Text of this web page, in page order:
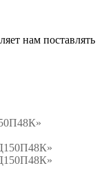
нам поставлять